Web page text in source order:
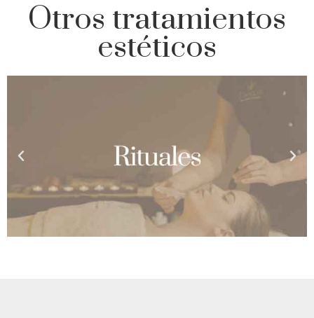
Otros tratamientos
estéticos